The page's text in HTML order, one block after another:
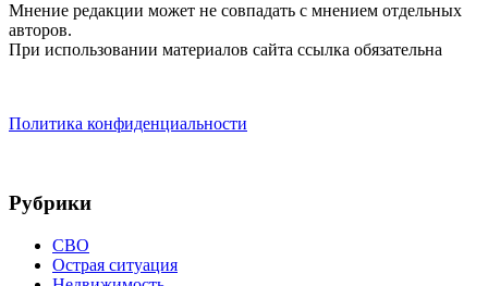
Мнение редакции может не совпадать с мнением отдельных
авторов.
При использовании материалов сайта ссылка обязательна
Политика конфиденциальности
Рубрики
СВО
Острая ситуация